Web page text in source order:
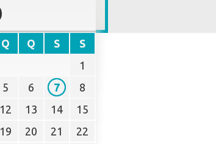
Q Q S
S
1
5 6 7
8
12 13 14
15
19 20 21
22